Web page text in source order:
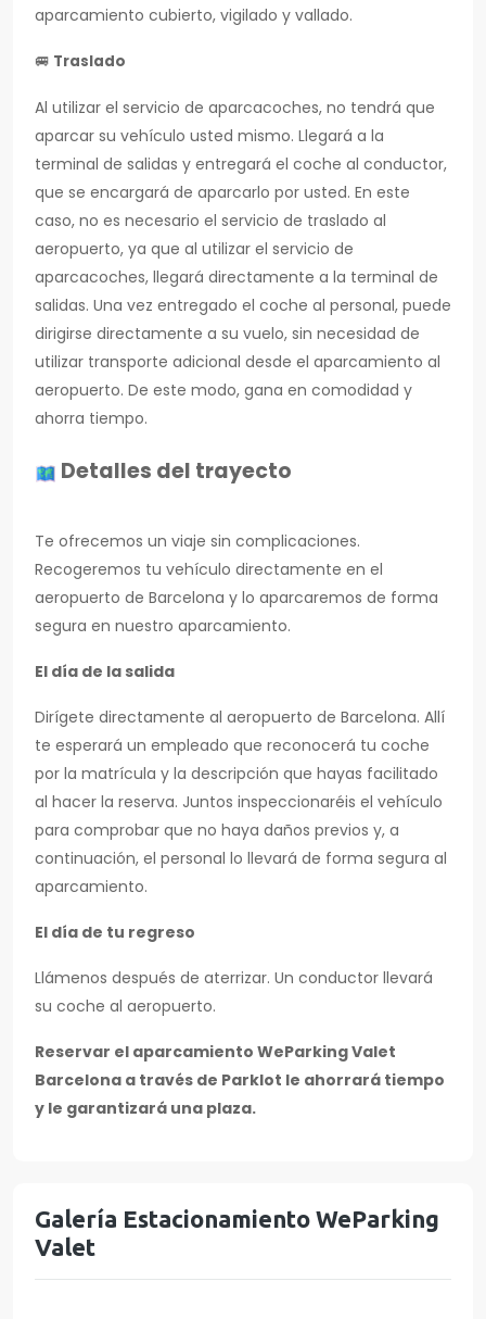
aparcamiento cubierto, vigilado y vallado.
🚐 Traslado
Al utilizar el servicio de aparcacoches, no tendrá que
aparcar su vehículo usted mismo. Llegará a la
terminal de salidas y entregará el coche al conductor,
que se encargará de aparcarlo por usted. En este
caso, no es necesario el servicio de traslado al
aeropuerto, ya que al utilizar el servicio de
aparcacoches, llegará directamente a la terminal de
salidas. Una vez entregado el coche al personal, puede
dirigirse directamente a su vuelo, sin necesidad de
utilizar transporte adicional desde el aparcamiento al
aeropuerto. De este modo, gana en comodidad y
ahorra tiempo.
Detalles del trayecto
Te ofrecemos un viaje sin complicaciones.
Recogeremos tu vehículo directamente en el
aeropuerto de Barcelona y lo aparcaremos de forma
segura en nuestro aparcamiento.
El día de la salida
Dirígete directamente al aeropuerto de Barcelona. Allí
te esperará un empleado que reconocerá tu coche
por la matrícula y la descripción que hayas facilitado
al hacer la reserva. Juntos inspeccionaréis el vehículo
para comprobar que no haya daños previos y, a
continuación, el personal lo llevará de forma segura al
aparcamiento.
El día de tu regreso
Llámenos después de aterrizar. Un conductor llevará
su coche al aeropuerto.
Reservar el aparcamiento WeParking Valet
Barcelona a través de Parklot le ahorrará tiempo
y le garantizará una plaza.
Galería Estacionamiento WeParking
Valet